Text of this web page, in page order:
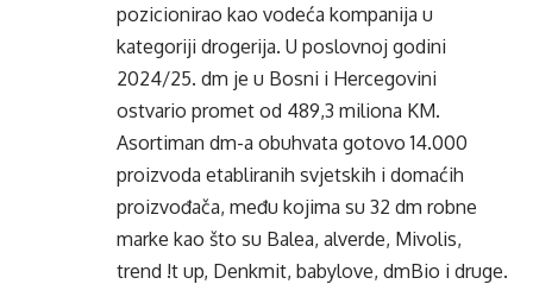
pozicionirao kao vodeća kompanija u
kategoriji drogerija. U poslovnoj godini
2024/25. dm je u Bosni i Hercegovini
ostvario promet od 489,3 miliona KM.
Asortiman dm-a obuhvata gotovo 14.000
proizvoda etabliranih svjetskih i domaćih
proizvođača, među kojima su 32 dm robne
marke kao što su Balea, alverde, Mivolis,
trend !t up, Denkmit, babylove, dmBio i druge.